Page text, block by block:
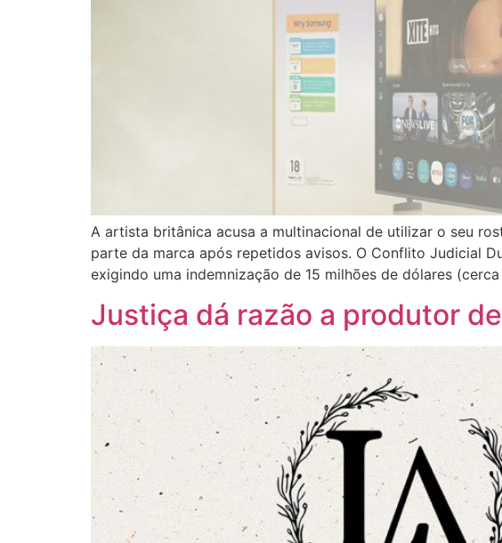
A artista britânica acusa a multinacional de utilizar o seu
parte da marca após repetidos avisos. O Conflito Judicial
exigindo uma indemnização de 15 milhões de dólares
Justiça dá razão a produtor